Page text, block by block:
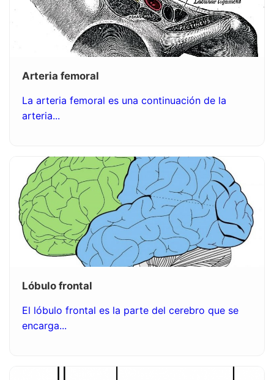
Arteria femoral
La arteria femoral es una continuación de la
arteria...
Lóbulo frontal
El lóbulo frontal es la parte del cerebro que se
encarga...